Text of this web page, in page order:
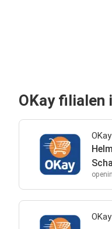
OKay filialen
OKay
OKay